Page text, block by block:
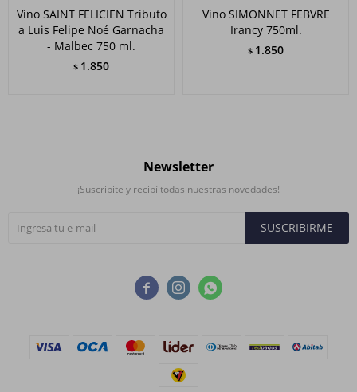
Vino SAINT FELICIEN Tributo
a Luis Felipe Noé Garnacha
- Malbec 750 ml.
$ 1.850
Vino SIMONNET FEBVRE
Irancy 750ml.
$ 1.850
  
Newsletter
¡Suscribite y recibí todas nuestras novedades!
SUSCRIBIRME